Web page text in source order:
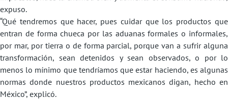
expuso.
“Qué tendremos que hacer, pues cuidar que los productos que
entran de forma chueca por las aduanas formales o informales,
por mar, por tierra o de forma parcial, porque van a sufrir alguna
transformación, sean detenidos y sean observados, o por lo
menos lo mínimo que tendríamos que estar haciendo, es algunas
normas donde nuestros productos mexicanos digan, hecho en
México”, explicó.